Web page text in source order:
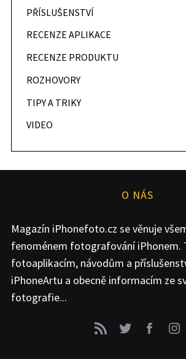
PŘÍSLUŠENSTVÍ
RECENZE APLIKACE
RECENZE PRODUKTU
ROZHOVORY
TIPY A TRIKY
VIDEO
O NÁS
Magazín iPhonefoto.cz se věnuje
fenoménem fotografování iPhonem.
fotoaplikacím, návodům a
iPhoneArtu a obecně informacím ze
fotografie...